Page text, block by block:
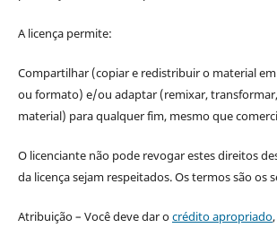
A licença permite:
Compartilhar (copiar e redistribuir o material
ou formato) e/ou adaptar (remixar,
material) para qualquer fim, mesmo que
O licenciante não pode revogar estes direitos
da licença sejam respeitados. Os termos são os
Atribuição – Você deve dar ocrédito apropriado